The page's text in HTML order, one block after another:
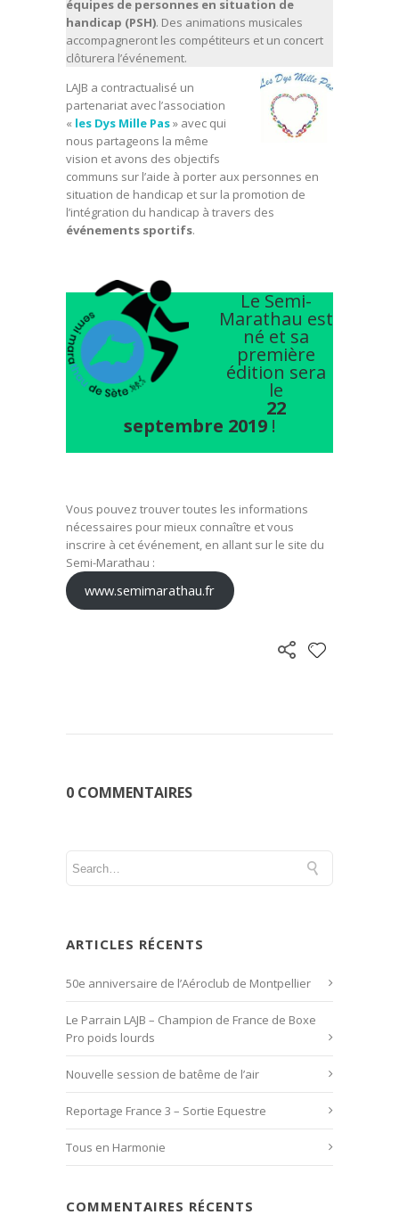
équipes de personnes en situation de
handicap (PSH). Des animations musicales
accompagneront les compétiteurs et un concert
clôturera l’événement.
LAJB a contractualisé un
partenariat avec l’association
« les Dys Mille Pas» avec qui
nous partageons la même
vision et avons des objectifs
communs sur l’aide à porter aux personnes en
situation de handicap et sur la promotion de
l’intégration du handicap à travers des
événements sportifs.
Le Semi-
Marathau est
né et sa
première
édition sera
le
22
septembre 2019 !
Vous pouvez trouver toutes les informations
nécessaires pour mieux connaître et vous
inscrire à cet événement, en allant sur le site du
Semi-Marathau :
www.semimarathau.fr
0 COMMENTAIRES
ARTICLES RÉCENTS
50e anniversaire de l’Aéroclub de Montpellier
Le Parrain LAJB – Champion de France de Boxe
Pro poids lourds
Nouvelle session de batême de l’air
Reportage France 3 – Sortie Equestre
Tous en Harmonie
COMMENTAIRES RÉCENTS